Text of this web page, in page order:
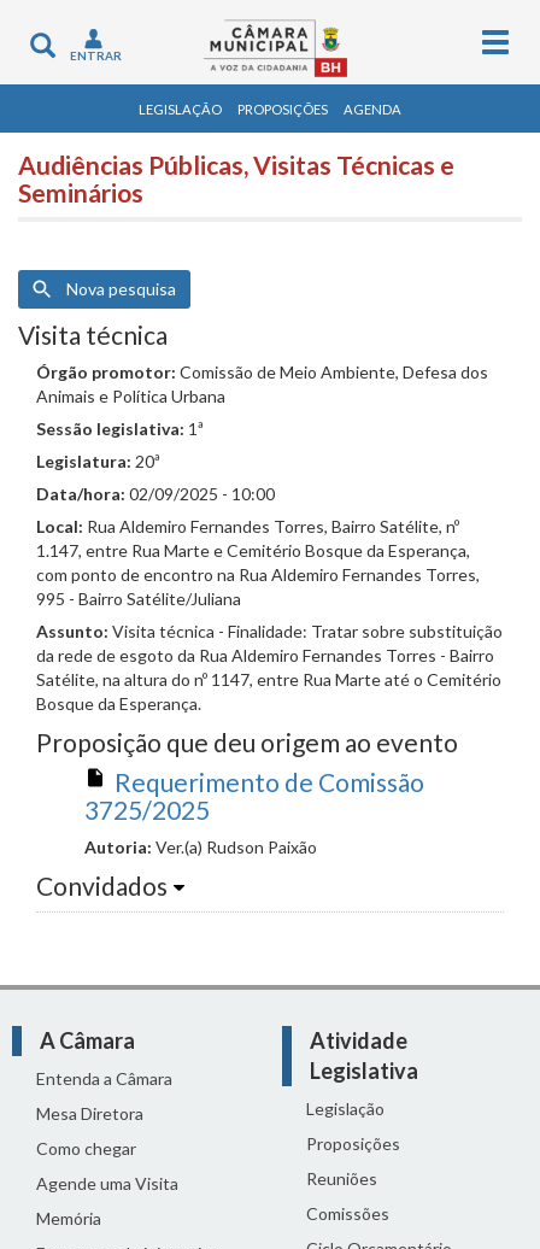
Toggle
navigation
ENTRAR
LEGISLAÇÃO PROPOSIÇÕES AGENDA
Audiências Públicas, Visitas Técnicas e
Seminários
Nova pesquisa
Visita técnica
Órgão promotor: Comissão de Meio Ambiente, Defesa dos
Animais e Política Urbana
Sessão legislativa: 1ª
Legislatura: 20ª
Data/hora: 02/09/2025 - 10:00
Local: Rua Aldemiro Fernandes Torres, Bairro Satélite, nº
1.147, entre Rua Marte e Cemitério Bosque da Esperança,
com ponto de encontro na Rua Aldemiro Fernandes Torres,
995 - Bairro Satélite/Juliana
Assunto: Visita técnica - Finalidade: Tratar sobre substituição
da rede de esgoto da Rua Aldemiro Fernandes Torres - Bairro
Satélite, na altura do nº 1147, entre Rua Marte até o Cemitério
Bosque da Esperança.
Proposição que deu origem ao evento
Requerimento de Comissão
3725/2025
Autoria: Ver.(a) Rudson Paixão
Convidados
A Câmara
Entenda a Câmara
Mesa Diretora
Como chegar
Agende uma Visita
Memória
Atividade
Legislativa
Legislação
Proposições
Reuniões
Comissões